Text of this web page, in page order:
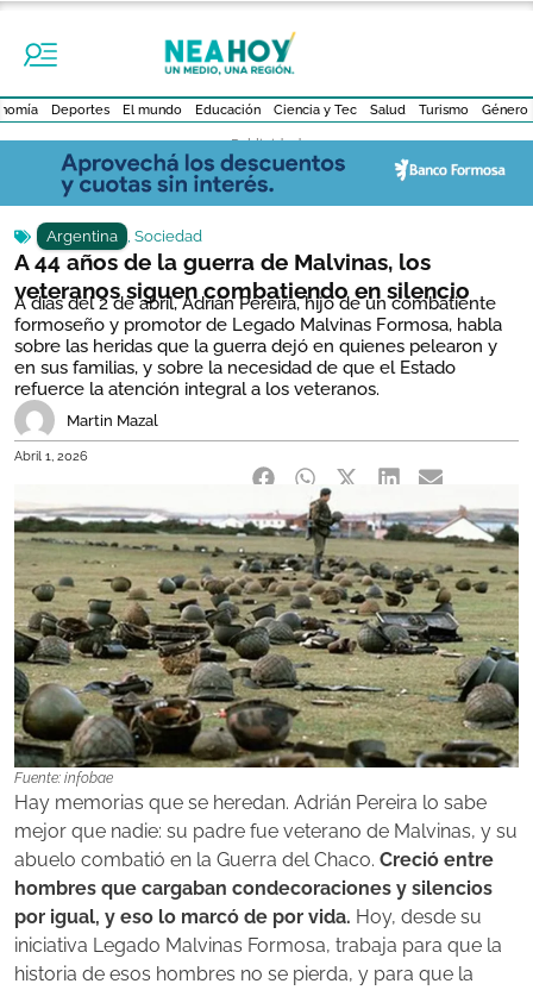
Deportes El mundo Educación Ciencia y Tec Salud Turismo Género
- Publicidad -
Argentina , Sociedad
A 44 años de la guerra de Malvinas, los
veteranos siguen combatiendo en silencio
A días del 2 de abril, Adrián Pereira, hijo de un combatiente
formoseño y promotor de Legado Malvinas Formosa, habla
sobre las heridas que la guerra dejó en quienes pelearon y
en sus familias, y sobre la necesidad de que el Estado
refuerce la atención integral a los veteranos.
Martin Mazal
Abril 1, 2026
Fuente: infobae
Hay memorias que se heredan. Adrián Pereira lo sabe
mejor que nadie: su padre fue veterano de Malvinas, y su
abuelo combatió en la Guerra del Chaco. Creció entre
hombres que cargaban condecoraciones y silencios
por igual, y eso lo marcó de por vida. Hoy, desde su
iniciativa Legado Malvinas Formosa, trabaja para que la
historia de esos hombres no se pierda, y para que la